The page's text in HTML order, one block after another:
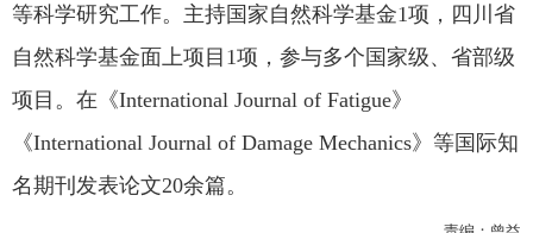
等科学研究工作。主持国家自然科学基金1项，四川省
自然科学基金面上项目1项，参与多个国家级、省部级
项目。在《International Journal of Fatigue》
《International Journal of Damage Mechanics》等国际知
名期刊发表论文20余篇。